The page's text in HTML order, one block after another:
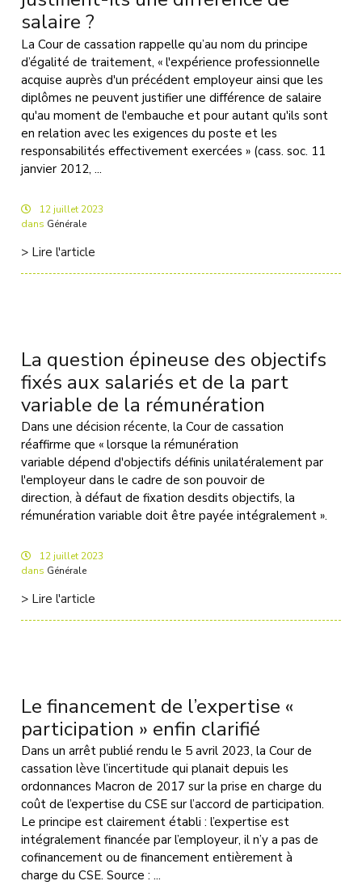
salaire ?
La Cour de cassation rappelle qu’au nom du principe
d’égalité de traitement, « l'expérience professionnelle
acquise auprès d'un précédent employeur ainsi que les
diplômes ne peuvent justifier une différence de salaire
qu'au moment de l'embauche et pour autant qu'ils sont
en relation avec les exigences du poste et les
responsabilités effectivement exercées » (cass. soc. 11
janvier 2012, ...
12 juillet 2023
dans Générale
> Lire l'article
La question épineuse des objectifs
fixés aux salariés et de la part
variable de la rémunération
Dans une décision récente, la Cour de cassation
réaffirme que « lorsque la rémunération
variable dépend d'objectifs définis unilatéralement par
l'employeur dans le cadre de son pouvoir de
direction, à défaut de fixation desdits objectifs, la
rémunération variable doit être payée intégralement ».
12 juillet 2023
dans Générale
> Lire l'article
Le financement de l’expertise «
participation » enfin clarifié
Dans un arrêt publié rendu le 5 avril 2023, la Cour de
cassation lève l’incertitude qui planait depuis les
ordonnances Macron de 2017 sur la prise en charge du
coût de l’expertise du CSE sur l’accord de participation.
Le principe est clairement établi : l’expertise est
intégralement financée par l’employeur, il n’y a pas de
cofinancement ou de financement entièrement à
charge du CSE. Source : ...